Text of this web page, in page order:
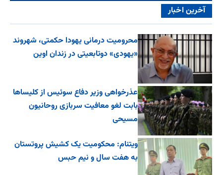
آخرین اخبار
محرومیت درمانی یهودا حکمتی، شهروند
«یهودی» دوتابعیتی در زندان اوین
عذرخواهی وزیر دفاع سوئیس از کلیساها
بابت لغو معافیت سربازی روحانیون
مسیحی
ویتنام: محکومیت یک کشیش پروتستان
به هفت سال و نیم حبس